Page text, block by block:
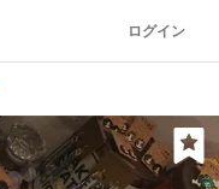
ログイン